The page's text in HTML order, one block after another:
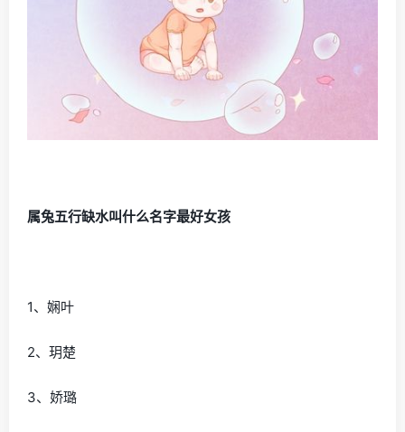
属兔五行缺水叫什么名字最好女孩
1、娴叶
2、玥楚
3、娇璐